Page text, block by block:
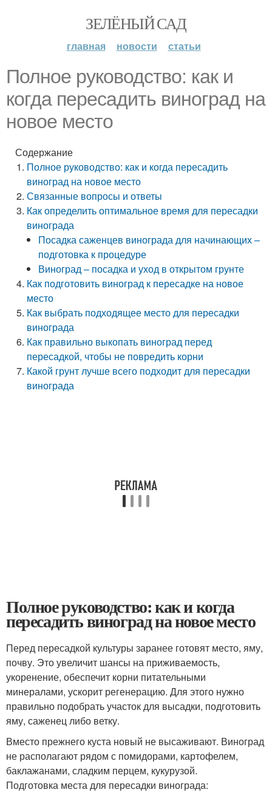
ЗЕЛЁНЫЙ САД
главная новости статьи
Полное руководство: как и
когда пересадить виноград на
новое место
Содержание
Полное руководство: как и когда пересадить
виноград на новое место
Связанные вопросы и ответы
Как определить оптимальное время для пересадки
винограда
Посадка саженцев винограда для начинающих –
подготовка к процедуре
Виноград – посадка и уход в открытом грунте
Как подготовить виноград к пересадке на новое
место
Как выбрать подходящее место для пересадки
винограда
Как правильно выкопать виноград перед
пересадкой, чтобы не повредить корни
Какой грунт лучше всего подходит для пересадки
винограда
Полное руководство: как и когда
пересадить виноград на новое место
Перед пересадкой культуры заранее готовят место, яму,
почву. Это увеличит шансы на приживаемость,
укоренение, обеспечит корни питательными
минералами, ускорит регенерацию. Для этого нужно
правильно подобрать участок для высадки, подготовить
яму, саженец либо ветку.
Вместо прежнего куста новый не высаживают. Виноград
не располагают рядом с помидорами, картофелем,
баклажанами, сладким перцем, кукурузой.
Подготовка места для пересадки винограда: